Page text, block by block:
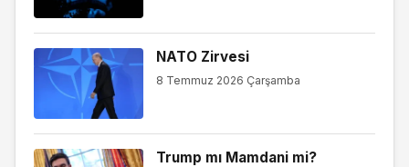
NATO Zirvesi
8 Temmuz 2026 Çarşamba
Trump mı Mamdani mi?